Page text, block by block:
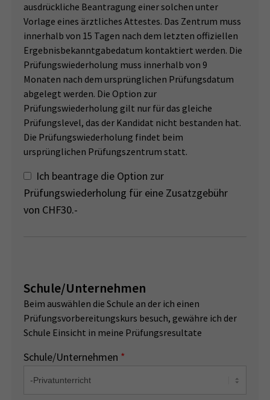
ausdrückliche Beantragung einer solchen unter
Vorlage eines ärztliches Attestes. Das Zentrum muss
innerhalb von 15 Tagen nach dem letzten offiziellen
Ergebnisbekanntgabedatum kontaktiert werden. Die
Prüfungswiederholung muss innerhalb von 9
Monaten nach dem ursprünglichen Prüfungsdatum
abgelegt werden. Die Option zur
Prüfungswiederholung gilt nur für das gleiche
Prüfungslevel, das der Kandidat nicht bestanden hat.
Die Prüfungswiederholung findet beim
ursprünglichen Prüfungszentrum statt.
Ich beantrage die Option zur
Prüfungswiederholung für eine Zusatzgebühr
von CHF30.-
Schule/Unternehmen
Beim auswählen die Schule an der ich einen
Prüfungsvorbereitungskurs besuch, gewähre ich der
Schule Einsicht in meine Prüfungsresultate
Schule/Unternehmen *